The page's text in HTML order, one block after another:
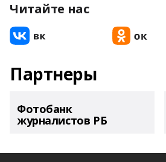
Читайте нас
Партнеры
Фотобанк
журналистов РБ